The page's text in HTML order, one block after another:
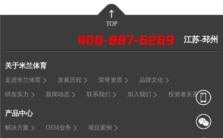
TOP
江苏-邳州
关于米兰体育
走进米兰体育 发展历程 荣誉资质 品牌文化
研发实力 新闻动态 联系我们 加入我们 投资者关系
产品中心
解决方案 OEM业务 项目案例